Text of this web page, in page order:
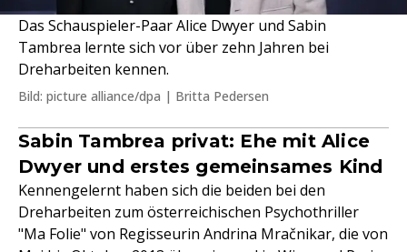
Das Schauspieler-Paar Alice Dwyer und Sabin
Tambrea lernte sich vor über zehn Jahren bei
Dreharbeiten kennen.
Bild: picture alliance/dpa | Britta Pedersen
Sabin Tambrea privat: Ehe mit Alice
Dwyer und erstes gemeinsames Kind
Kennengelernt haben sich die beiden bei den
Dreharbeiten zum österreichischen Psychothriller
"Ma Folie" von Regisseurin Andrina Mračnikar, die von